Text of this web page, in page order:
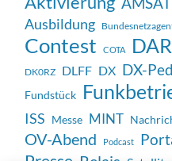
Ausbildung
Contest COTA
DK0RZ DLFF DX DX-
Fundstück
ISS Messe MINT
OV-Abend Podcast